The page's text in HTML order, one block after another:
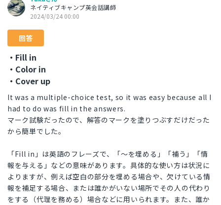
ネイティブキャンプ英会話講師
2024/03/24 00:00
回答
・Fill in
・Color in
・Cover up
It was a multiple-choice test, so it was easy because all I
had to do was fill in the answers.
マーク試験だったので、解答のマークを塗りつぶすだけだった
から簡単でした。
「Fill in」は英語のフレーズで、「〜を埋める」「補う」「情
報を与える」などの意味があります。具体的な使い方は状況に
よりますが、例えば空白の部分を埋める場合や、欠けている情
報を補足する場合、または誰かがいない場所でその人の代わり
をする（代理を務める）場合などに用いられます。また、誰か